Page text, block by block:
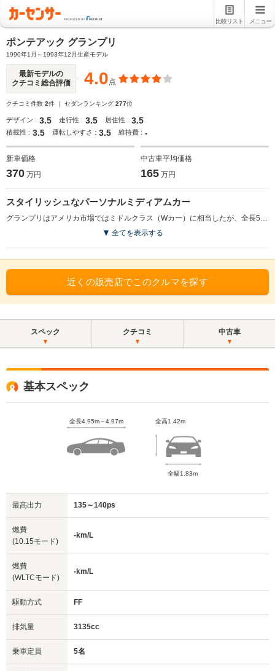
比較リスト メニュー
ポンテアック グランプリ
1990年1月～1993年12月生産モデル
最新モデルの
クチコミ総合評価
4.0点
クチコミ件数 2件 ｜ セダンランキング 277位
デザイン : 3.5 走行性 : 3.5 居住性 : 3.5
積載性 : 3.5 運転しやすさ : 3.5 維持費 : -
新車価格
370 万円
中古車平均価格
165 万円
スタイリッシュなパーソナルミディアムカー
グランプリはアメリカ市場ではミドルクラス（Wカー）に相当したが、全長5m弱×幅1.8m強という大きさではとてもファミリーカーには見えなかった。流れるようなデザインとアグレッシブな顔立ちも日本ではスペシャリティカーとしか映らなかったことだろう。ボディバリエーションは2ドアクーペと4ドアセダンがあり、3.1LのV6OHVと3.5LのV6DOHCをラインナップしたが、日本へは標準的な3.1Lのセダンモデルが1989年から正規輸入された。また、FF（前輪駆動）に4ATを組み合せ、サスペンションはフロントにマクファーソンストラット式、リアにはコルベットやアランテなどのGM最高級車と同様のグラスファイバー製リーフスプリングを配したトライリンク式を装備していた。（1990.1）
全てを表示する
近くの販売店でこのクルマを探す
スペック クチコミ 中古車
基本スペック
全長4.95m～4.97m 全高1.42m
全幅1.83m
最高出力 135～140ps
燃費
(10.15モード)
-km/L
燃費
(WLTCモード)
-km/L
駆動方式 FF
排気量 3135cc
乗車定員 5名